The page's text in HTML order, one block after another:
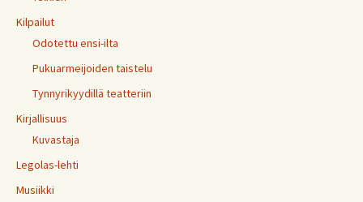
Kilpailut
Odotettu ensi-ilta
Pukuarmeijoiden taistelu
Tynnyrikyydillä teatteriin
Kirjallisuus
Kuvastaja
Legolas-lehti
Musiikki